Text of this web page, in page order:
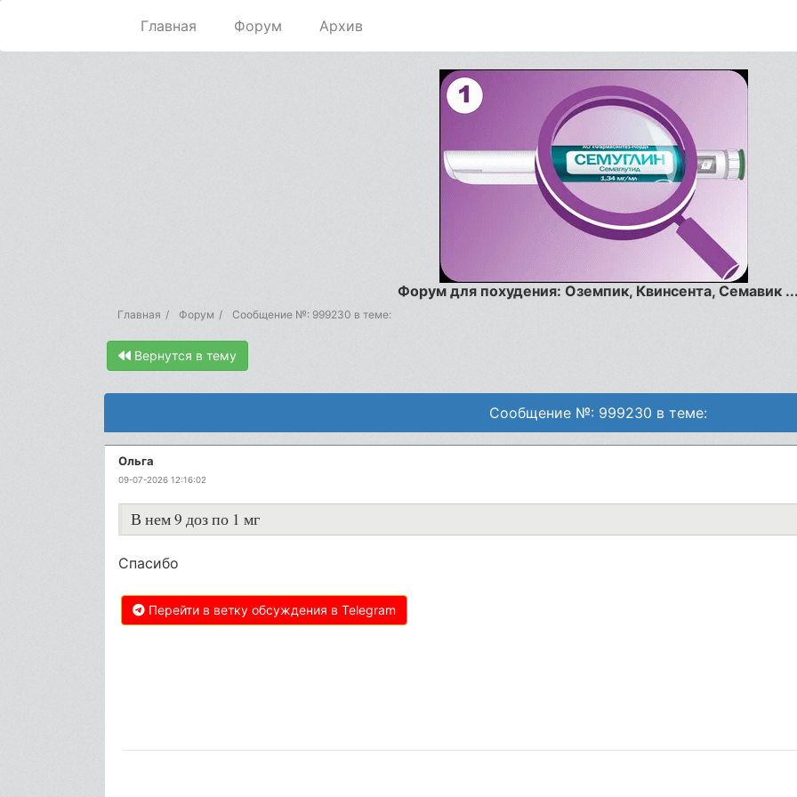
Главная Форум Архив
Форум для похудения: Оземпик, Квинсента, Семавик
Главная Форум Сообщение №: 999230 в теме:
Вернутся в тему
Сообщение №: 999230 в теме:
Ольга
09-07-2026 12:16:02
В нем 9 доз по 1 мг
Спасибо
Перейти в ветку обсуждения в Telegram